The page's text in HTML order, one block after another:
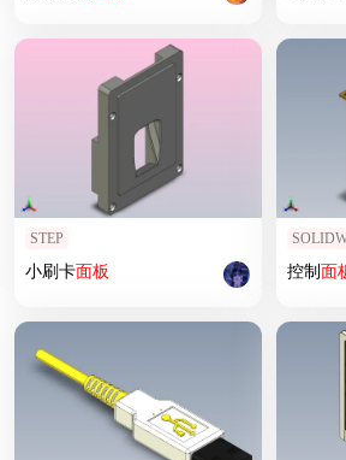
STEP
小刷卡面板 控制面